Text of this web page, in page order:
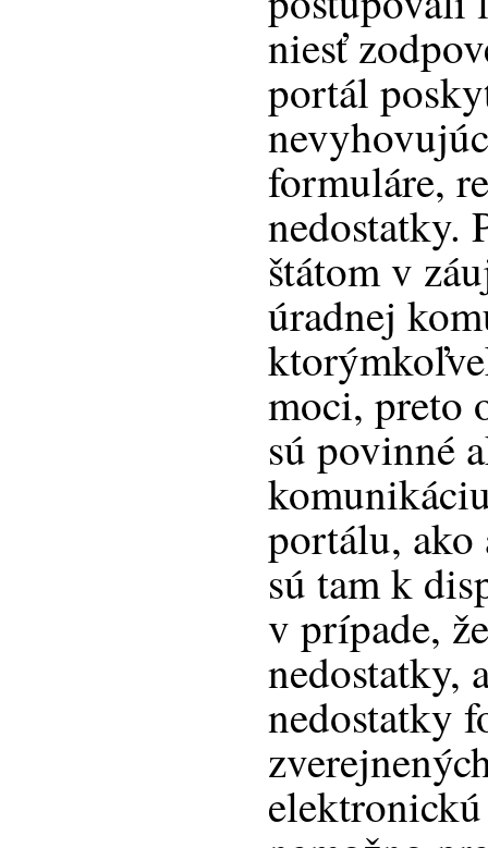
niesť
portál
formuláre,
nedostatky.
štátom v
úradnej
moci, preto
sú povinné
portálu,
sú tam k
v prípade,
nedostatky,
nedostatky